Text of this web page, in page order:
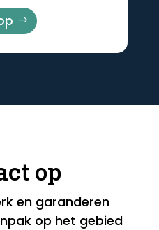
op
en garanderen
op het gebied